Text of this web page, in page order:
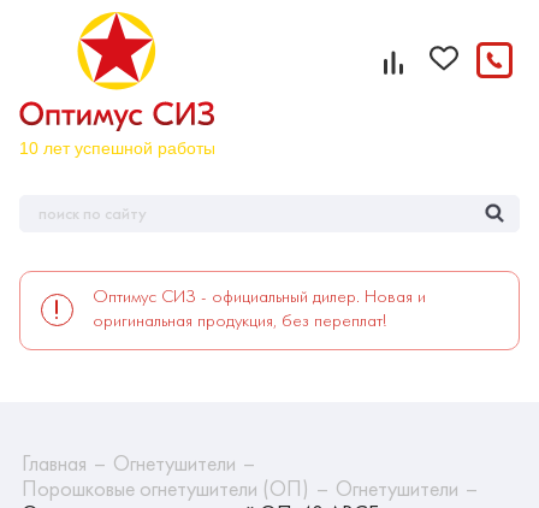
Оптимус СИЗ - официальный дилер. Новая и
оригинальная продукция, без переплат!
Главная
Огнетушители
Порошковые огнетушители (ОП)
Огнетушители